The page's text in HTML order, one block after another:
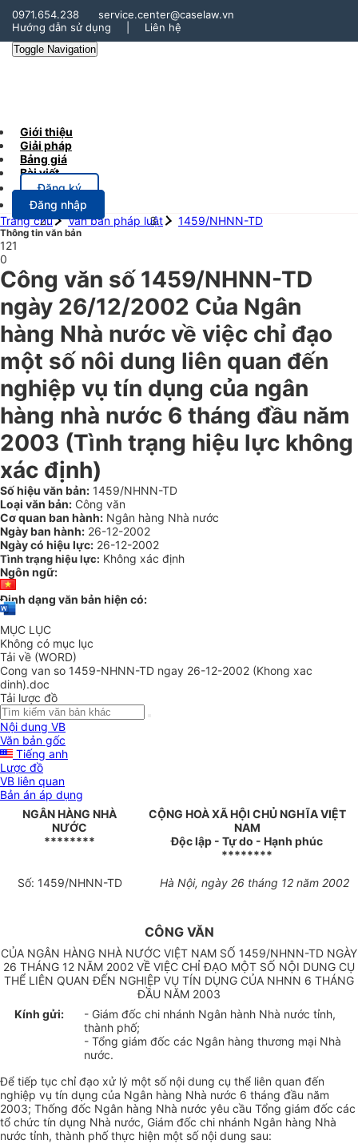
0971.654.238
service.center@caselaw.vn
Hướng dẫn sử dụng
Liên hệ
Toggle Navigation
Giới thiệu
Giải pháp
Bảng giá
Bài viết
Đăng ký
Đăng nhập
Trang chủ
Văn bản pháp luật 1459/NHNN-TD
Thông tin văn bản
121
0
Công văn số 1459/NHNN-TD
ngày 26/12/2002 Của Ngân
hàng Nhà nước về việc chỉ đạo
một số nôi dung liên quan đến
nghiệp vụ tín dụng của ngân
hàng nhà nước 6 tháng đầu năm
2003 (Tình trạng hiệu lực không
xác định)
Số hiệu văn bản: 1459/NHNN-TD
Loại văn bản: Công văn
Cơ quan ban hành: Ngân hàng Nhà nước
Ngày ban hành: 26-12-2002
Ngày có hiệu lực: 26-12-2002
Tình trạng hiệu lực: Không xác định
Ngôn ngữ:
Định dạng văn bản hiện có:
MỤC LỤC
Không có mục lục
Tải về (WORD)
Cong van so 1459-NHNN-TD ngay 26-12-2002 (Khong xac
dinh).doc
Tải lược đồ
Nội dung VB
Văn bản gốc
Tiếng anh
Lược đồ
VB liên quan
Bản án áp dụng
NGÂN HÀNG NHÀ
NƯỚC
********
CỘNG HOÀ XÃ HỘI CHỦ NGHĨA VIỆT
NAM
Độc lập - Tự do - Hạnh phúc
********
Số: 1459/NHNN-TD Hà Nội, ngày 26 tháng 12 năm 2002
CÔNG VĂN
CỦA NGÂN HÀNG NHÀ NƯỚC VIỆT NAM SỐ 1459/NHNN-TD NGÀY
26 THÁNG 12 NĂM 2002 VỀ VIỆC CHỈ ĐẠO MỘT SỐ NỘI DUNG CỤ
THỂ LIÊN QUAN ĐẾN NGHIỆP VỤ TÍN DỤNG CỦA NHNN 6 THÁNG
ĐẦU NĂM 2003
Kính gửi:
- Giám đốc chi nhánh Ngân hành Nhà nước tỉnh,
thành phố;
- Tổng giám đốc các Ngân hàng thương mại Nhà
nước.
Để tiếp tục chỉ đạo xử lý một số nội dung cụ thể liên quan đến
nghiệp vụ tín dụng của Ngân hàng Nhà nước 6 tháng đầu năm
2003; Thống đốc Ngân hàng Nhà nước yêu cầu Tổng giám đốc các
tổ chức tín dụng Nhà nước, Giám đốc chi nhánh Ngân hàng Nhà
nước tỉnh, thành phố thực hiện một số nội dung sau: